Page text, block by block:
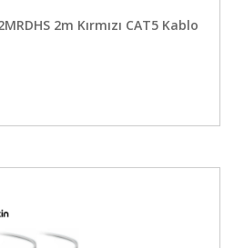
2m Kırmızı CAT5 Kablo